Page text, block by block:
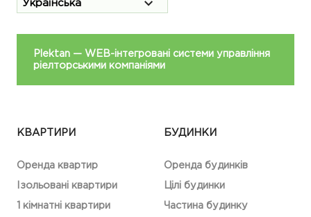
Plektan — WEB-інтегровані системи управління
ріелторськими компаніями
КВАРТИРИ
Оренда квартир
Ізольовані квартири
1 кімнатні квартири
БУДИНКИ
Оренда будинків
Цілі будинки
Частина будинку